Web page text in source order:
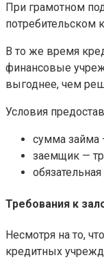
При грамотном
потребительском
В то же время
финансовые
выгоднее, чем
Условия
сумма займа
заемщик —
Требования к
Несмотря на то,
кредитных